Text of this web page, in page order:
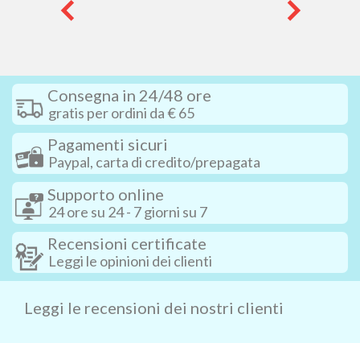
Consegna in 24/48 ore
gratis per ordini da € 65
Pagamenti sicuri
Paypal, carta di credito/prepagata
Supporto online
24 ore su 24 - 7 giorni su 7
Recensioni certificate
Leggi le opinioni dei clienti
Leggi le recensioni dei nostri clienti